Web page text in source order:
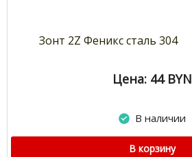
Зонт 2Z Феникс сталь 304
Цена: 44 BYN
В наличии
В корзину